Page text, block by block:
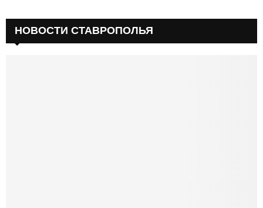
НОВОСТИ СТАВРОПОЛЬЯ